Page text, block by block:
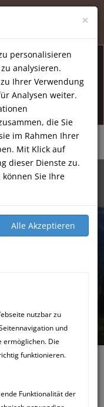
×
personalisieren
analysieren.
Ihrer Verwendung
Analysen weiter.
die Sie
im Rahmen Ihrer
Mit Klick auf
dieser Dienste zu.
können Sie Ihre
nutzbar zu
und
ermöglichen. Die
funktionieren.
Funktionalität der
wir geschlossen.